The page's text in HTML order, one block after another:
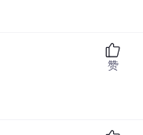
赞